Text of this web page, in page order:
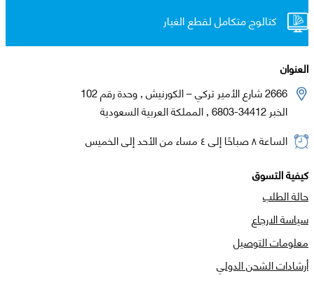
كتالوج متكامل لقطع الغيار
العنوان
2666 شارع الأمير تركي – الكورنيش , وحدة رقم 102
الخبر 34412-6803 , المملكة العربية السعودية
الساعة ٨ صباحًا إلى ٤ مساء من الأحد إلى الخميس
كيفية التسوق
حالة الطلب
سياسة الارجاع
معلومات التوصيل
أرشادات الشحن الدولي